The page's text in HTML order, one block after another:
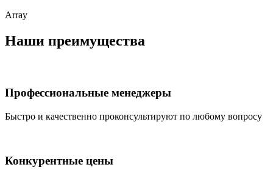
Array
Наши преимущества
Профессиональные менеджеры
Быстро и качественно проконсультируют по любому вопросу
Конкурентные цены